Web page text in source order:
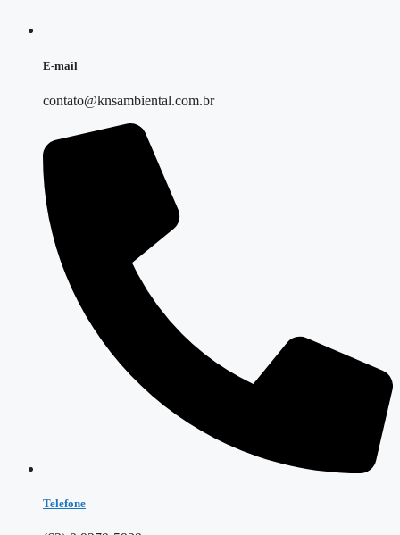
E-mail
contato@knsambiental.com.br
Telefone